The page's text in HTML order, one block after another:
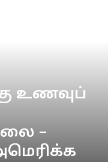
உணவுப்
–